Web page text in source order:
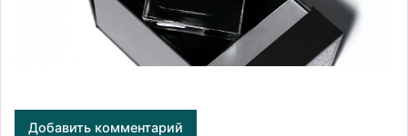
Добавить комментарий